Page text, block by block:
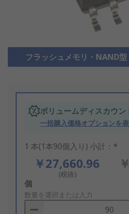
フラッシュメモリ・NAND
ボリュームディスカウン
一括購入価格オプションを
1 本(1本90個入り) 小計：*
￥27,660.96
(税抜)
Add
to
Basket
個
数量を選択または入力